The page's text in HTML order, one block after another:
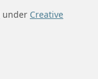
under Creative